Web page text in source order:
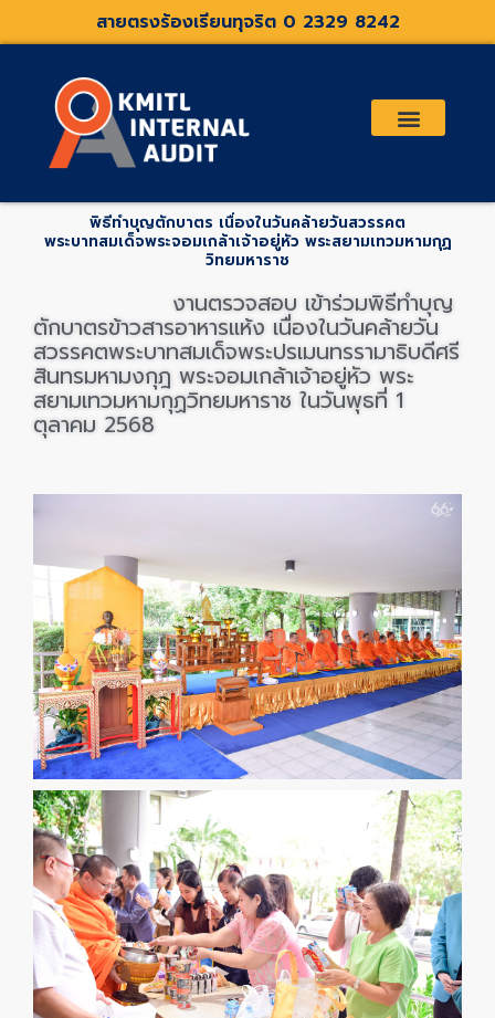
สายตรงร้องเรียนทุจริต 0 2329 8242
พิธีทำบุญตักบาตร เนื่องในวันคล้ายวันสวรรคต
พระบาทสมเด็จพระจอมเกล้าเจ้าอยู่หัว พระสยามเทวมหามกุฏ
วิทยมหาราช
งานตรวจสอบ เข้าร่วมพิธีทำบุญ
ตักบาตรข้าวสารอาหารแห้ง เนื่องในวันคล้ายวัน
สวรรคตพระบาทสมเด็จพระปรเมนทรรามาธิบดีศรี
สินทรมหามงกุฎ พระจอมเกล้าเจ้าอยู่หัว พระ
สยามเทวมหามกุฏวิทยมหาราช ในวันพุธที่ 1
ตุลาคม 2568